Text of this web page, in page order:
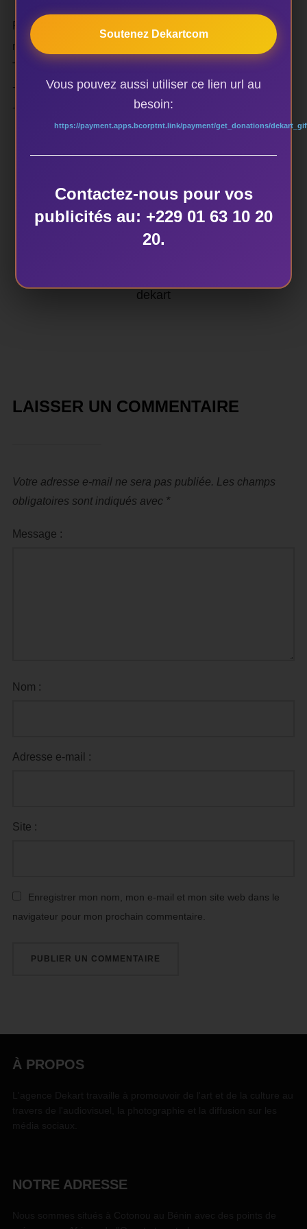
Pour toute information ou communication de données,
merci de contacter:
Tel (WhatsApp):
+229 95 06 99 27
+229 95 96 82 24
AUTEUR DE LA PUBLICATION
dekart
LAISSER UN COMMENTAIRE
Votre adresse e-mail ne sera pas publiée. Les champs
obligatoires sont indiqués avec *
Message :
Nom :
Adresse e-mail :
Site :
Enregistrer mon nom, mon e-mail et mon site web dans le
navigateur pour mon prochain commentaire.
À PROPOS
NOTRE ADRESSE
Soutenez Dekartcom
Vous pouvez aussi utiliser ce lien url au
besoin:
https://payment.apps.bcorptnt.link/payment/get_donations/
Contactez-nous pour vos
publicités au: +229 01 63 10 20
20.